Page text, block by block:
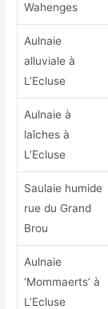
Wahenges
Aulnaie
alluviale à
L’Ecluse
Aulnaie à
laîches à
L’Ecluse
Saulaie humide
rue du Grand
Brou
Aulnaie
‘Mommaerts’ à
L’Ecluse